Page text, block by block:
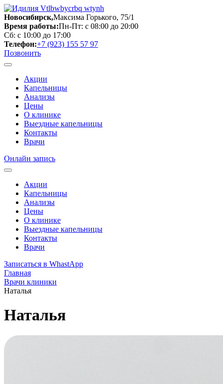
Новосибирск,Максима Горького, 75/1
Время работы:Пн-Пт: с 08:00 до 20:00
Сб: с 10:00 до 17:00
Телефон:+7 (923) 155 57 97
Позвонить
Акции
Капельницы
Анализы
Цены
О клинике
Выездные капельницы
Контакты
Врачи
Онлайн запись
Акции
Капельницы
Анализы
Цены
О клинике
Выездные капельницы
Контакты
Врачи
Записаться в WhastApp
Главная
Врачи клиники
Наталья
Наталья